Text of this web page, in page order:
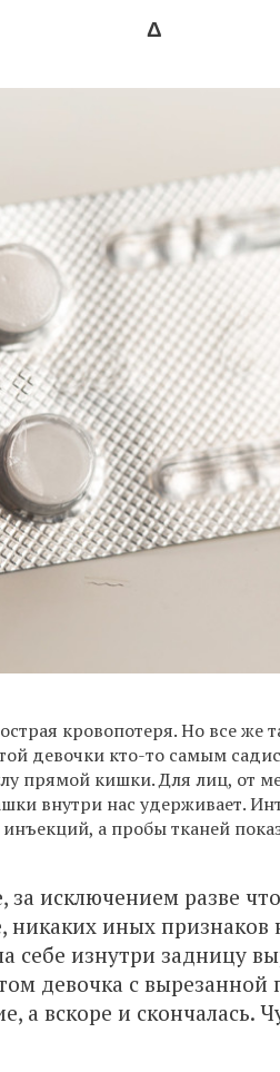
Δ
кровопотеря. Но все же
девочки кто-то самым
прямой кишки. Для лиц, от
внутри нас удерживает.
а пробы тканей
за исключением разве
иных признаков
себе изнутри задницу
девочка с
а вскоре и скончалась.